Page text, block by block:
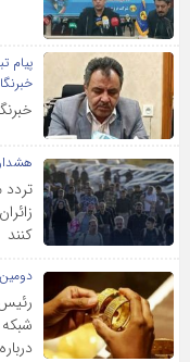
پیام
کنند
دومین